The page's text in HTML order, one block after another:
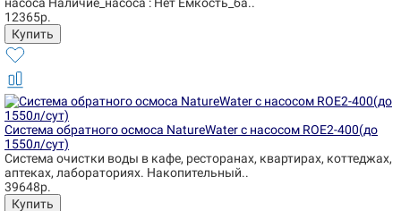
12365р.
Система обратного осмоса NatureWater с насосом ROE2-400(до
1550л/сут)
Система очистки воды в кафе, ресторанах, квартирах, коттеджах,
аптеках, лабораториях. Накопительный..
39648р.